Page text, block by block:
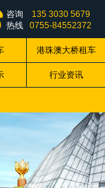
咨询
热线
135 3030 5679
0755-84552372
港珠澳大桥租车
行业资讯